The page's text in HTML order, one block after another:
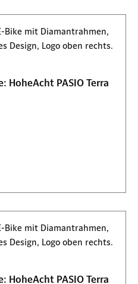
HoheAcht PASIO Terra
HoheAcht PASIO Terra